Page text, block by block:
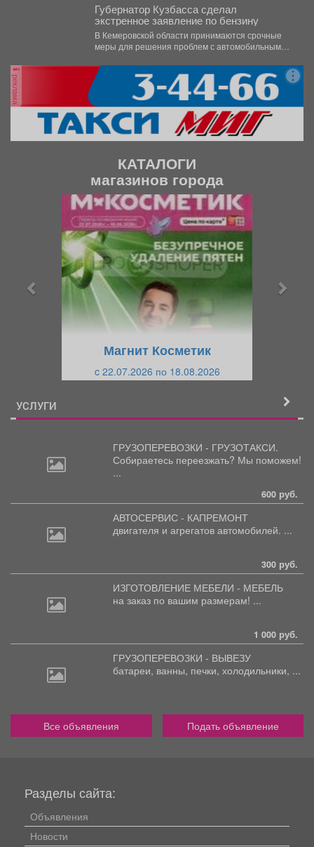
Губернатор Кузбасса сделал
экстренное заявление по бензину
В Кемеровской области принимаются срочные
меры для решения проблем с автомобильным
реклама
КАТАЛОГИ
магазинов города
Магнит Косметик
c 22.07.2026 по 18.08.2026
УСЛУГИ
ГРУЗОПЕРЕВОЗКИ - ГРУЗОТАКСИ.
Собираетесь переезжать? Мы поможем!
...
600 руб.
АВТОСЕРВИС - КАПРЕМОНТ
двигателя и агрегатов автомобилей. ...
300 руб.
ИЗГОТОВЛЕНИЕ МЕБЕЛИ - МЕБЕЛЬ
на заказ по вашим размерам! ...
1 000 руб.
ГРУЗОПЕРЕВОЗКИ - ВЫВЕЗУ
батареи, ванны, печки, холодильники, ...
Все объявления Подать объявление
Разделы сайта:
Объявления
Новости